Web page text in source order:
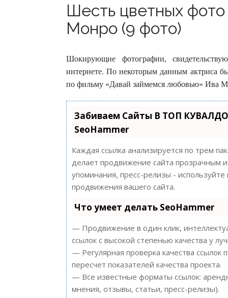
Шесть цветных
Монро (9 фото)
Шокирующие фотографии,
интернете. По некоторым данным актриса
по фильму «Давай займемся любовью» Ива
Забиваем Сайты В ТОП
SeoHammer
Каждая ссылка анализируется по трем
делает продвижение сайта прозрачным
упоминания, пресс-релизы -
продвижения вашего сайта.
Что умеет делать SeoHammer
— Продвижение в один клик,
ссылок с высокой степенью качества у
— Регулярная проверка качества
пересчет показателей качества проекта.
— Все известные форматы ссылок:
мнения, отзывы, статьи, пресс-релизы).